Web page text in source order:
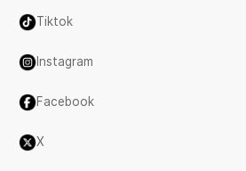
Tiktok
Instagram
Facebook
X